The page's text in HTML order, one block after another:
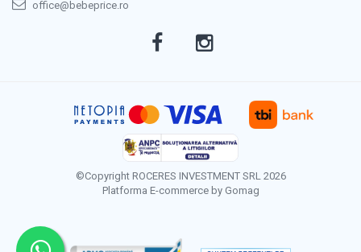
office@bebeprice.ro
©Copyright ROCERES INVESTMENT SRL 2026
Platforma E-commerce by Gomag